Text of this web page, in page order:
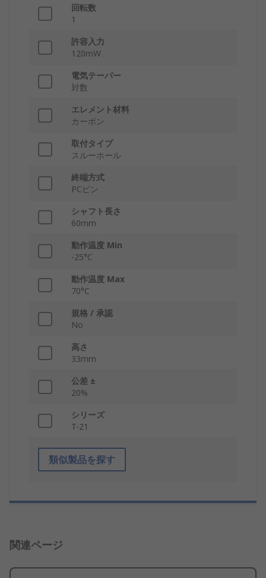
回転数
1
許容入力
120mW
電気テーパー
対数
エレメント材料
カーボン
取付タイプ
スルーホール
終端方式
PCピン
シャフト長さ
60mm
動作温度 Min
-25°C
動作温度 Max
70°C
規格 / 承認
No
高さ
33mm
公差 ±
20%
シリーズ
T-21
類似製品を探す
関連ページ